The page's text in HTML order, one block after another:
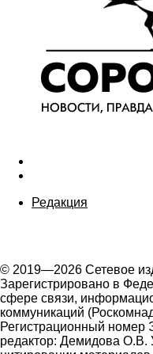
Редакция
© 2019—2026 Сетевое
Зарегистрировано в
сфере связи,
коммуникаций
Регистрационный
редактор: Демидова